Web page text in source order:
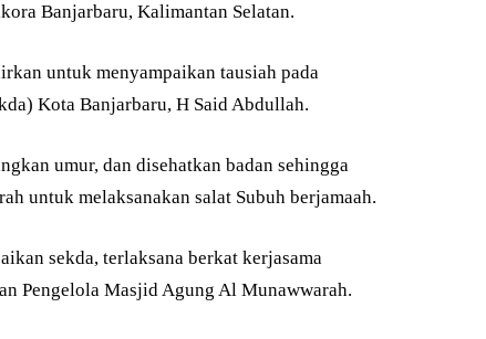
Banjarbaru, Kalimantan Selatan.
untuk menyampaikan tausiah pada
Kota Banjarbaru, H Said Abdullah.
umur, dan disehatkan badan sehingga
untuk melaksanakan salat Subuh berjamaah.
sekda, terlaksana berkat kerjasama
Pengelola Masjid Agung Al Munawwarah.